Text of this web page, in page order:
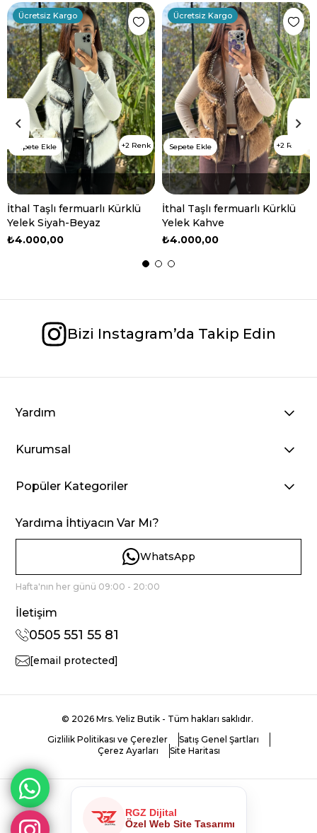
2 Renk
İthal Taşlı fermuarlı Kürklü
Yelek Siyah-Beyaz
₺4.000,00
Sepete Ekle
Ücretsiz Kargo
2 Renk
İthal Taşlı fermuarlı Kürklü
Yelek Kahve
₺4.000,00
Sepete Ekle
Ücretsiz Kargo
Bizi Instagram’da Takip Edin
Yardım
Kurumsal
Popüler Kategoriler
Yardıma İhtiyacın Var Mı?
WhatsApp
Hafta'nın her günü 09:00 - 20:00
İletişim
0505 551 55 81
[email protected]
© 2026 Mrs. Yeliz Butik - Tüm hakları saklıdır.
Gizlilik Politikası ve Çerezler
Satış Genel Şartları
Çerez Ayarları
Site Haritası
RGZ Dijital
Özel Web Site Tasarımı